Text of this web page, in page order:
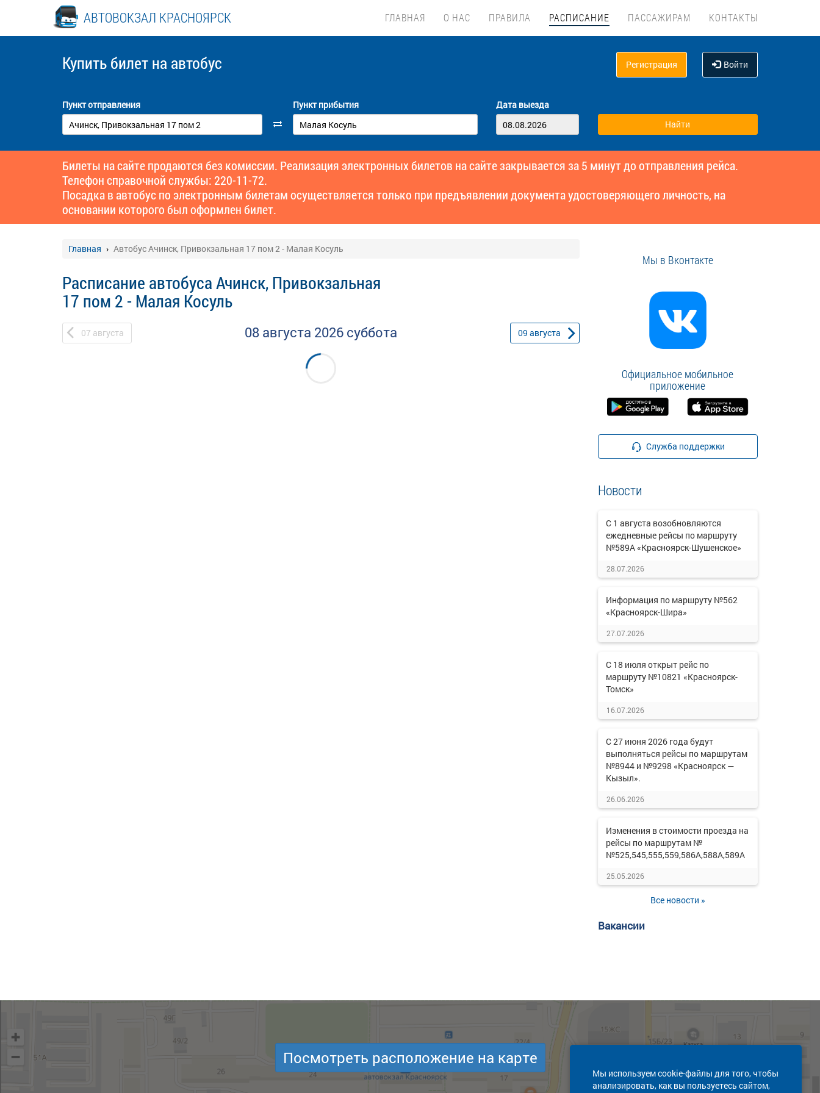
АВТОВОКЗАЛ КРАСНОЯРСК ГЛАВНАЯ О НАС ПРАВИЛА РАСПИСАНИЕ ПАССАЖИРАМ КОНТАКТЫ
Купить билет на автобус Регистрация Войти
Пункт отправления Пункт прибытия Дата выезда
Билеты на сайте продаются без комиссии. Реализация электронных билетов на сайте закрывается за 5 минут до отправления рейса.
Телефон справочной службы: 220-11-72.
Посадка в автобус по электронным билетам осуществляется только при предъявлении документа удостоверяющего личность, на
основании которого был оформлен билет.
Главная Автобус Ачинск, Привокзальная 17 пом 2 - Малая Косуль
Расписание автобуса Ачинск, Привокзальная
17 пом 2 - Малая Косуль
07 августа 08 августа 2026 суббота 09 августа
Мы в Вконтакте
Официальное мобильное
приложение
Служба поддержки
Новости
С 1 августа возобновляются
ежедневные рейсы по маршруту
№589А «Красноярск-Шушенское»
28.07.2026
Информация по маршруту №562
«Красноярск-Шира»
27.07.2026
С 18 июля открыт рейс по
маршруту №10821 «Красноярск-
Томск»
16.07.2026
С 27 июня 2026 года будут
выполняться рейсы по маршрутам
№8944 и №9298 «Красноярск —
Кызыл».
26.06.2026
Изменения в стоимости проезда на
рейсы по маршрутам №
№525,545,555,559,586А,588А,589А
25.05.2026
Все новости »
Вакансии
Мы используем cookie-файлы для того, чтобы
анализировать, как вы пользуетесь сайтом,
Посмотреть расположение на карте